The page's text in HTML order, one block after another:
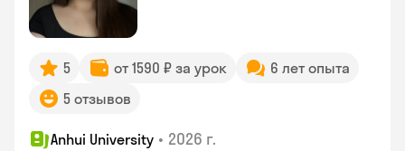
5 от 1590 ₽ за урок
6 лет опыта
5 отзывов
Anhui University • 2026 г.